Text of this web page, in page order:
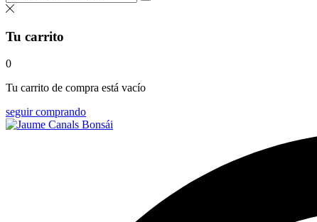
Tu carrito
0
Tu carrito de compra está vacío
seguir comprando